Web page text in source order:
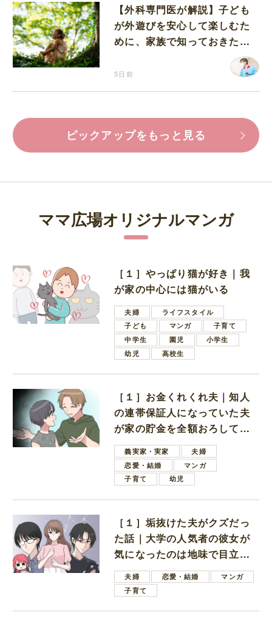
【外科専門医が解説】子ども
が外遊びを安心して楽しむた
めに、家族で知っておきたい
5日前
ピックアップをもっと見る
ママ広場オリジナルマンガ
［１］やっぱり猫が好き｜我
が家の中心には猫がいる
夫婦
ライフスタイル
子ども
マンガ
子育て
中学生
園児
小学生
幼児
高校生
［１］お金くれくれ夫｜知人
の連帯保証人になっていた夫
が家の貯金を全額おろしてほ
しいと言ってきた
義実家・実家
夫婦
恋愛・結婚
マンガ
子育て
幼児
［１］垢抜けた夫がクズだっ
た話｜大学の人気者の彼女が
気になったのは地味で目立た
ない男子学生
夫婦 恋愛・結婚
マンガ
子育て